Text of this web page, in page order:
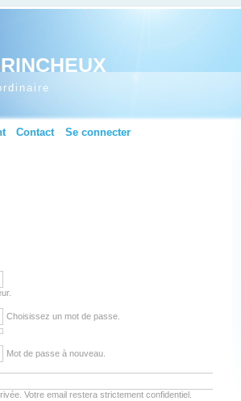
Contact Se connecter
Choisissez un mot de passe.
Mot de passe à nouveau.
Votre email restera strictement confidentiel.